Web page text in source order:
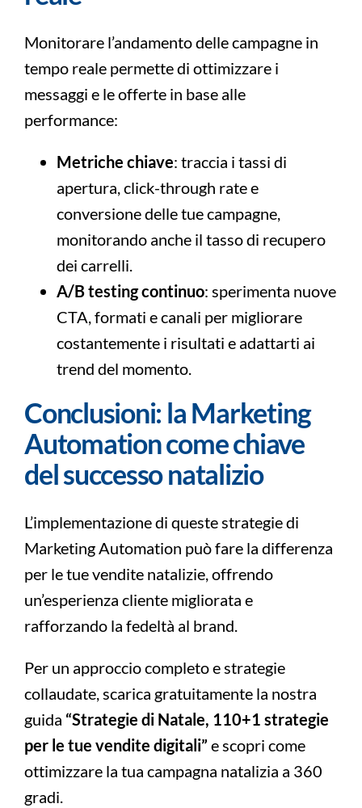
Monitorare l’andamento delle campagne in
tempo reale permette di ottimizzare i
messaggi e le offerte in base alle
performance:
Metriche chiave: traccia i tassi di
apertura, click-through rate e
conversione delle tue campagne,
monitorando anche il tasso di recupero
dei carrelli.
A/B testing continuo: sperimenta nuove
CTA, formati e canali per migliorare
costantemente i risultati e adattarti ai
trend del momento.
Conclusioni: la Marketing
Automation come chiave
del successo natalizio
L’implementazione di queste strategie di
Marketing Automation può fare la differenza
per le tue vendite natalizie, offrendo
un’esperienza cliente migliorata e
rafforzando la fedeltà al brand.
Per un approccio completo e strategie
collaudate, scarica gratuitamente la nostra
guida “Strategie di Natale, 110+1 strategie
per le tue vendite digitali” e scopri come
ottimizzare la tua campagna natalizia a 360
gradi.